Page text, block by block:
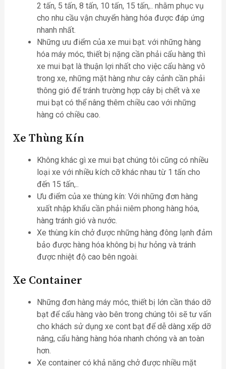
2 tấn, 5 tấn, 8 tấn, 10 tấn, 15 tấn,.. nhằm phục vụ
cho nhu cầu vận chuyển hàng hóa được đáp ứng
nhanh nhất.
Những ưu điểm của xe mui bạt: với những hàng
hóa máy móc, thiết bị nặng cần phải cẩu hàng thì
xe mui bạt là thuận lợi nhất cho việc cẩu hàng vô
trong xe, những mặt hàng như cây cảnh cần phải
thông gió để tránh trường hợp cây bị chết và xe
mui bạt có thể nâng thêm chiều cao với những
hàng có chiều cao.
Xe Thùng Kín
Không khác gì xe mui bạt chúng tôi cũng có nhiều
loại xe với nhiều kích cỡ khác nhau từ 1 tấn cho
đến 15 tấn,..
Ưu điểm của xe thùng kín: Với những đơn hàng
xuất nhập khẩu cần phải niêm phong hàng hóa,
hàng tránh gió và nước.
Xe thùng kín chở được những hàng đông lạnh đảm
bảo được hàng hóa không bị hư hỏng và tránh
được nhiệt độ cao bên ngoài.
Xe Container
Những đơn hàng máy móc, thiết bị lớn cần tháo dỡ
bạt để cẩu hàng vào bên trong chúng tôi sẽ tư vấn
cho khách sử dụng xe cont bạt để dễ dàng xếp dỡ
nâng, cẩu hàng hàng hóa nhanh chóng và an toàn
hơn.
Xe container có khả năng chở được nhiều mặt